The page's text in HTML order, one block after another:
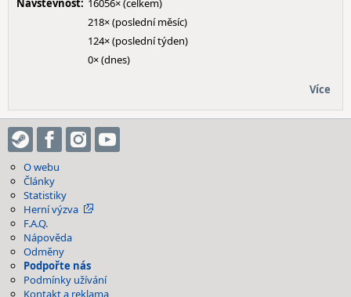
Návštěvnost: 16056× (celkem)
218× (poslední měsíc)
124× (poslední týden)
0× (dnes)
Více
O webu
Články
Statistiky
Herní výzva
F.A.Q.
Nápověda
Odměny
Podpořte nás
Podmínky užívání
Kontakt a reklama